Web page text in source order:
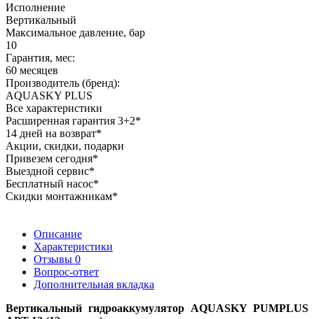
Исполнение
Вертикальный
Максимальное давление, бар
10
Гарантия, мес:
60 месяцев
Производитель (бренд):
AQUASKY PLUS
Все характеристики
Расширенная гарантия 3+2*
14 дней на возврат*
Акции, скидки, подарки
Привезем сегодня*
Выездной сервис*
Бесплатный насос*
Скидки монтажникам*
Описание
Характеристики
Отзывы 0
Вопрос-ответ
Дополнительная вкладка
Вертикальный гидроаккумулятор AQUASKY PUMPLUS